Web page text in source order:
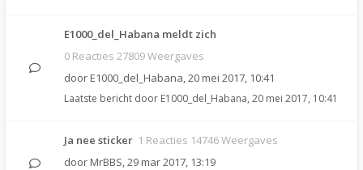
E1000_del_Habana meldt zich
0 Reacties 27809 Weergaves
door E1000_del_Habana,20 mei 2017, 10:41
Laatste bericht door E1000_del_Habana, 20 mei 2017, 10:41
Ja nee sticker 1 Reacties 14746 Weergaves
door MrBBS,29 mar 2017, 13:19